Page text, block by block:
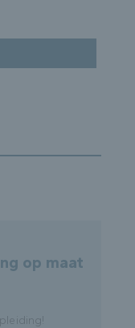
op maat